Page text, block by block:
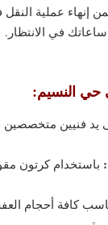
إنهاء عملية
في الانتظار.
حي النسيم:
يد فنيين متخصصين
باستخدام كرتون
كافة أحجام